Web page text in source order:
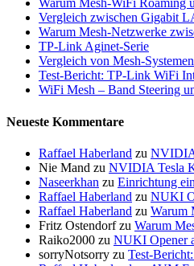
Warum Mesh-WiFi Roaming
Vergleich zwischen Gigabit
Warum Mesh-Netzwerke
TP-Link Aginet-Serie
Vergleich von Mesh-
Test-Bericht: TP-Link WiFi
WiFi Mesh – Band Steering
Neueste Kommentare
Raffael Haberland zu
Nie Mand zu NVIDIA Tesla
Naseerkhan zu Einrichtung
Raffael Haberland zu NUKI
Raffael Haberland zu Warum
Fritz Ostendorfzu Warum
Raiko2000 zu NUKI Opener
sorryNotsorry zu Test-